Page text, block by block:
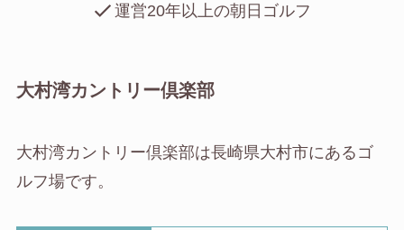
運営20年以上の朝日ゴルフ
大村湾カントリー倶楽部
大村湾カントリー倶楽部は長崎県大村市にあるゴ
ルフ場です。